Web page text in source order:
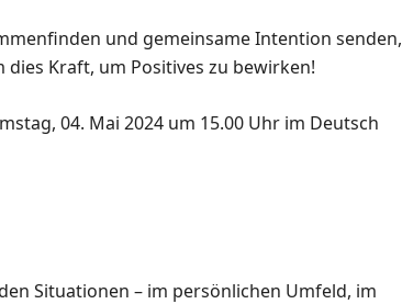
und gemeinsame Intention senden,
Kraft, um Positives zu bewirken!
04. Mai 2024 um 15.00 Uhr im Deutsch
Situationen – im persönlichen Umfeld, im